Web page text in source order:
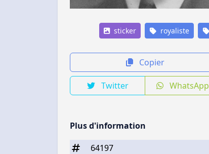
sticker royaliste
Copier
Twitter WhatsApp
Plus d'information
64197